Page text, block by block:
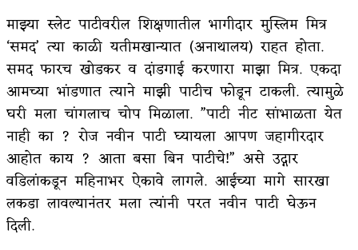
माझ्या स्लेट पाटीवरील शिक्षणातील भागीदार मुस्लिम मित्र
‘समद’ त्या काळी यतीमखान्यात (अनाथालय) राहत होता.
समद फारच खोडकर व दांडगाई करणारा माझा मित्र. एकदा
आमच्या भांडणात त्याने माझी पाटीच फोडून टाकली. त्यामुळे
घरी मला चांगलाच चोप मिळाला. ”पाटी नीट सांभाळता येत
नाही का ? रोज नवीन पाटी घ्यायला आपण जहागीरदार
आहोत काय ? आता बसा बिन पाटीचे!” असे उद्गार
वडिलांकडून महिनाभर ऐकावे लागले. आईच्या मागे सारखा
लकडा लावल्यानंतर मला त्यांनी परत नवीन पाटी घेऊन
दिली.